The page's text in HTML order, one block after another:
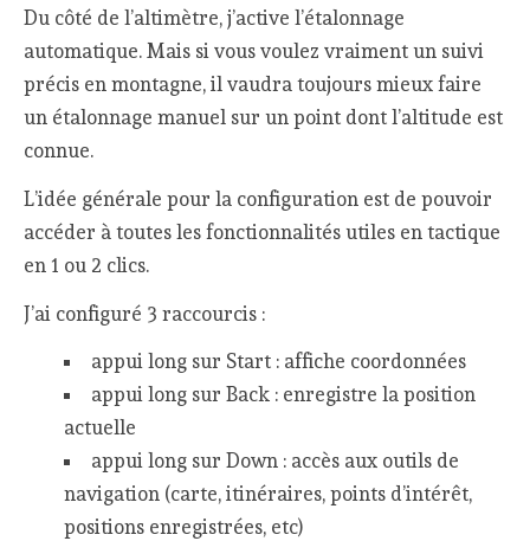
Du côté de l’altimètre, j’active l’étalonnage
automatique. Mais si vous voulez vraiment un suivi
précis en montagne, il vaudra toujours mieux faire
un étalonnage manuel sur un point dont l’altitude est
connue.
L’idée générale pour la configuration est de pouvoir
accéder à toutes les fonctionnalités utiles en tactique
en 1 ou 2 clics.
J’ai configuré 3 raccourcis :
appui long sur Start : affiche coordonnées
appui long sur Back : enregistre la position
actuelle
appui long sur Down : accès aux outils de
navigation (carte, itinéraires, points d’intérêt,
positions enregistrées, etc)